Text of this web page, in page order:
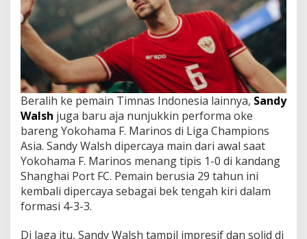
Beralih ke pemain Timnas Indonesia lainnya, Sandy
Walsh juga baru aja nunjukkin performa oke
bareng Yokohama F. Marinos di Liga Champions
Asia. Sandy Walsh dipercaya main dari awal saat
Yokohama F. Marinos menang tipis 1-0 di kandang
Shanghai Port FC. Pemain berusia 29 tahun ini
kembali dipercaya sebagai bek tengah kiri dalam
formasi 4-3-3.
Di laga itu, Sandy Walsh tampil impresif dan solid di